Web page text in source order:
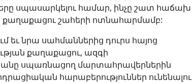
սպասարկելու համար, ինչը շատ հաճախ
քաղաքացու շահերի ոտնահարմամբ:
եւ նրա սահմաններից դուրս հայոց
քաղաքացու, ազգի
սպառնացող մարտահրավերներին
հարաբերություններ ունենալու